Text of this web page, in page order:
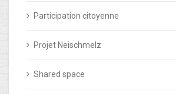
Participation citoyenne
Projet Neischmelz
Shared space